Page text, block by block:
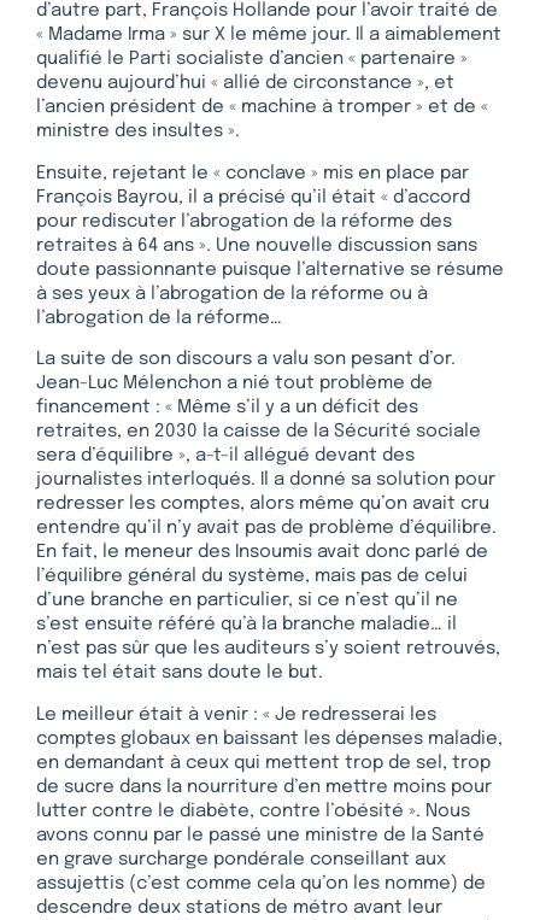
d’autre part, François Hollande pour l’avoir traité de
« Madame Irma » sur X le même jour. Il a aimablement
qualifié le Parti socialiste d’ancien « partenaire »
devenu aujourd’hui « allié de circonstance », et
l’ancien président de « machine à tromper » et de «
ministre des insultes ».
Ensuite, rejetant le « conclave » mis en place par
François Bayrou, il a précisé qu’il était « d’accord
pour rediscuter l’abrogation de la réforme des
retraites à 64 ans ». Une nouvelle discussion sans
doute passionnante puisque l’alternative se résume
à ses yeux à l’abrogation de la réforme ou à
l’abrogation de la réforme…
La suite de son discours a valu son pesant d’or.
Jean-Luc Mélenchon a nié tout problème de
financement : « Même s’il y a un déficit des
retraites, en 2030 la caisse de la Sécurité sociale
sera d’équilibre », a-t-il allégué devant des
journalistes interloqués. Il a donné sa solution pour
redresser les comptes, alors même qu’on avait cru
entendre qu’il n’y avait pas de problème d’équilibre.
En fait, le meneur des Insoumis avait donc parlé de
l’équilibre général du système, mais pas de celui
d’une branche en particulier, si ce n’est qu’il ne
s’est ensuite référé qu’à la branche maladie… il
n’est pas sûr que les auditeurs s’y soient retrouvés,
mais tel était sans doute le but.
Le meilleur était à venir : « Je redresserai les
comptes globaux en baissant les dépenses maladie,
en demandant à ceux qui mettent trop de sel, trop
de sucre dans la nourriture d’en mettre moins pour
lutter contre le diabète, contre l’obésité ». Nous
avons connu par le passé une ministre de la Santé
en grave surcharge pondérale conseillant aux
assujettis (c’est comme cela qu’on les nomme) de
descendre deux stations de métro avant leur